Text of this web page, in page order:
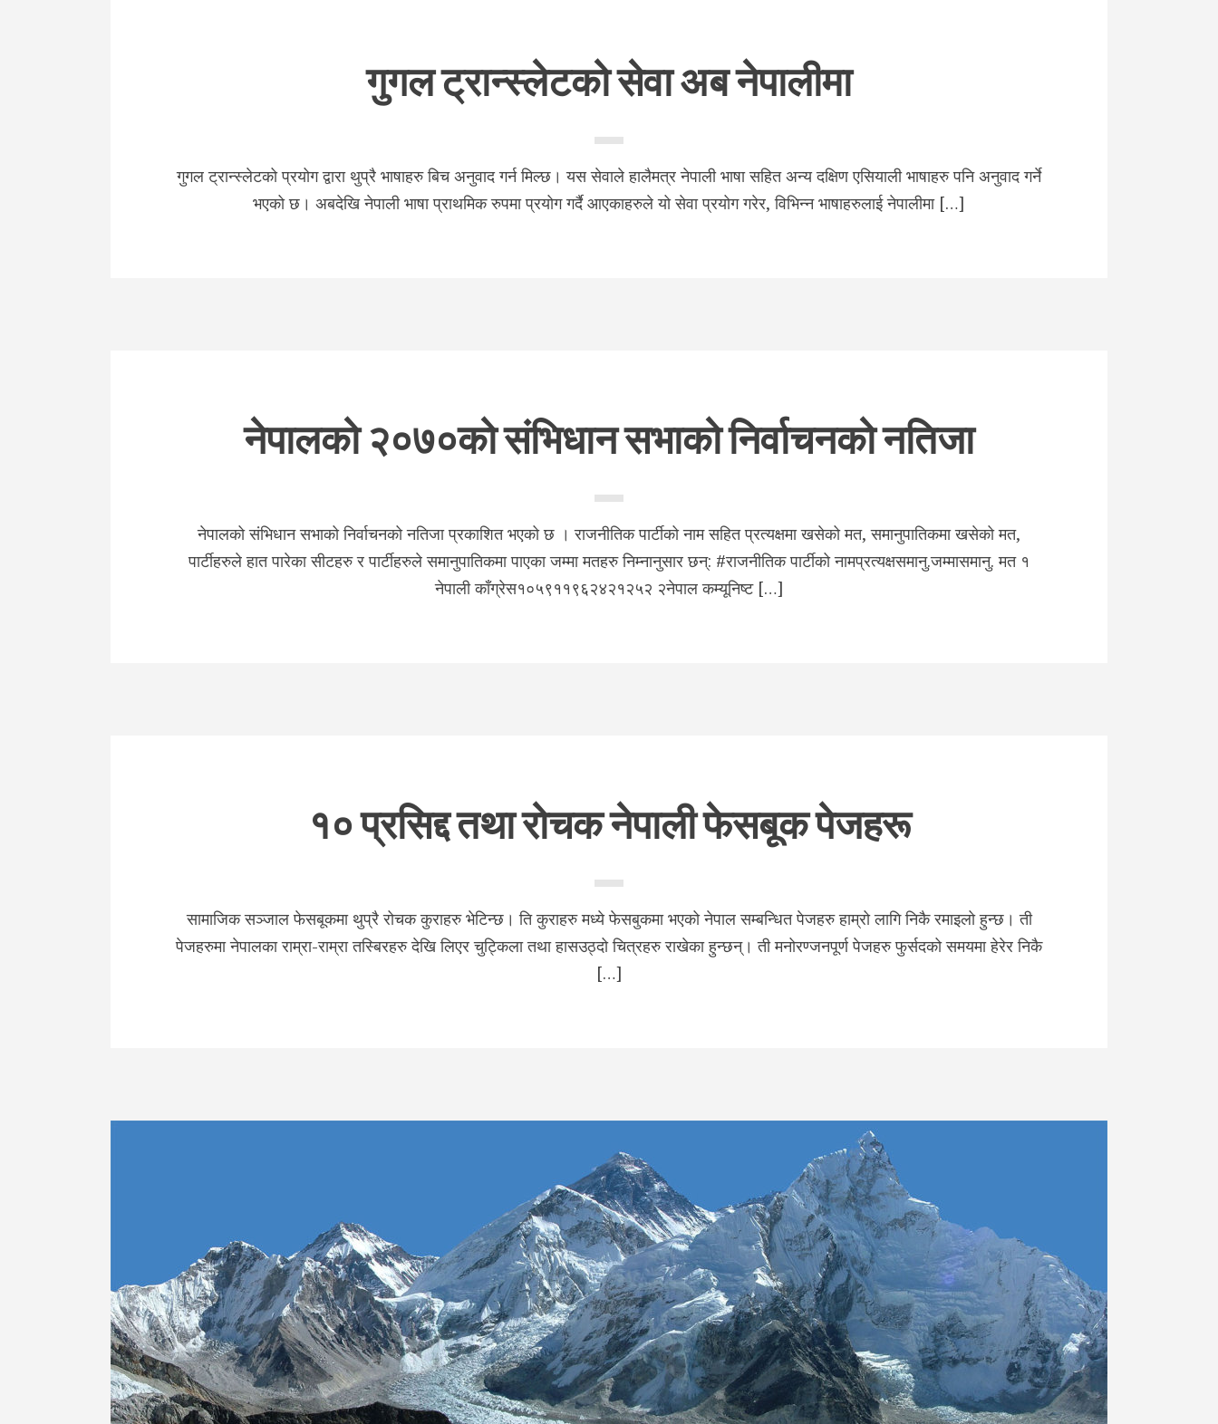
गुगल ट्रान्स्लेटको सेवा अब नेपालीमा
गुगल ट्रान्स्लेटको प्रयोग द्वारा थुप्रै भाषाहरु बिच अनुवाद गर्न मिल्छ। यस सेवाले हालैमत्र नेपाली भाषा सहित अन्य दक्षिण एसियाली भाषाहरु पनि अनुवाद गर्ने
भ​एको छ। अबदेखि नेपाली भाषा प्राथमिक रुपमा प्रयोग गर्दै आएकाहरुले यो सेवा प्रयोग गरेर, विभिन्न भाषाहरुलाई नेपालीमा […]
नेपालको २०७०को संभिधान सभाको निर्वाचनको नतिजा
नेपालको संभिधान सभाको निर्वाचनको नतिजा प्रकाशित भएको छ । राजनीतिक पार्टीको नाम सहित प्रत्यक्षमा खसेको मत, समानुपातिकमा खसेको मत,
पार्टीहरुले हात पारेका सीटहरु र पार्टीहरुले समानुपातिकमा पाएका जम्मा मतहरु निम्नानुसार छन्: #राजनीतिक पार्टीको नामप्रत्यक्षसमानु.जम्मासमानु. मत १
नेपाली काँग्रेस१०५९११९६२४२१२५२ २नेपाल कम्यूनिष्ट […]
१० प्रसिद्द तथा रोचक नेपाली फेसबूक पेजहरू
सामाजिक सञ्जाल फेसबूकमा थुप्रै रोचक कुराहरु भेटिन्छ। ति कुराहरु मध्ये फेसबुकमा भ​एको नेपाल सम्बन्धित पेजहरु हाम्रो लागि निकै रमाइलो हुन्छ। ती
पेजहरुमा नेपालका राम्रा-राम्रा तस्बिरहरु देखि लिएर चुट्किला तथा हासउठ्दो चित्रहरु राखेका हुन्छन्। ती मनोरण्जनपूर्ण पेजहरु फुर्सदको समयमा हेरेर निकै
[…]